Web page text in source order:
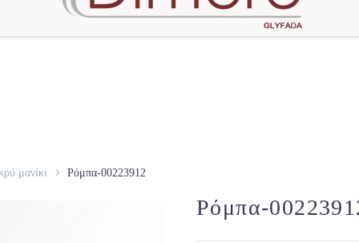
μανίκι Ρόμπα-00223912
Ρόμπα-